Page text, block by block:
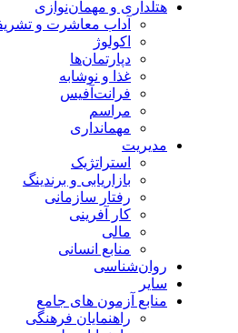
هتلداری و مهمان‌نوازی
آداب معاشرت و
اکولوژ
دپارتمان‌ها
غذا و نوشابه
فرانت‌آفیس
مراسم
مهمانداری
مدیریت
استراتژیک
بازاریابی و برندینگ
رفتار سازمانی
کار آفرینی
مالی
منابع انسانی
روان‌شناسی
سایر
منابع آزمون های جامع
راهنمایان فرهنگی